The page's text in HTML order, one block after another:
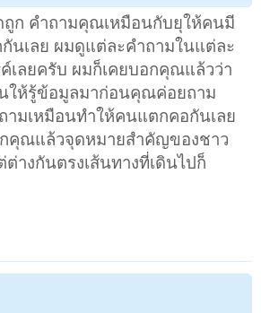
ก คำถามคุณเหมือนกับยุให้คนมี
นเลย ผมดูแต่ละคำถามในแต่ละ
เลยครับ ผมก็เคยบอกคุณแล้วว่า
ให้รู้ข้อมูลมาก่อนคุณค่อยถาม
ามเหมือนทำให้คนแตกคอกันเลย
กคุณแล้วจุดหมายสำคัญของชาว
างกันตรงเส้นทางที่เดินไปก็